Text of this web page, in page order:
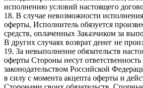
исполнению условий настоящего
18. В случае невозможности
оферты, Исполнитель обязуется
средств, оплаченных Заказчиком за
В других случаях возврат денег не
19. За невыполнение обязательств
оферты Стороны несут ответственность
законодательством Российской
в силу с момента акцепта оферты и